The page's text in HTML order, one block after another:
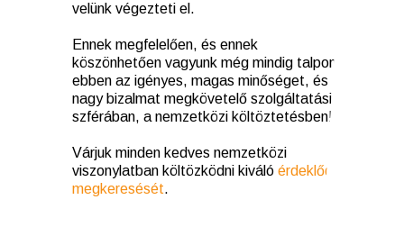
velünk végezteti el.
Ennek megfelelően, és ennek
köszönhetően vagyunk még mindig talpon,
ebben az igényes, magas minőséget, és
nagy bizalmat megkövetelő szolgáltatási
szférában, a nemzetközi költöztetésben!
Várjuk minden kedves nemzetközi
viszonylatban költözködni kiváló érdeklődő
megkeresését.